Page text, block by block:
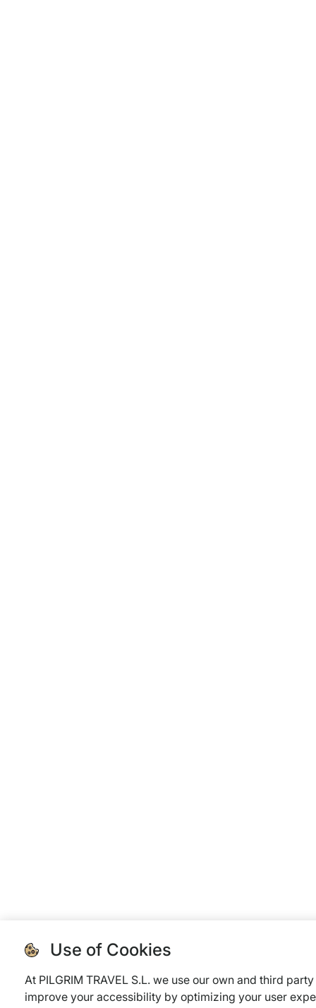
Use of Cookies
At PILGRIM TRAVEL S.L. we use our own and third
improve your accessibility by optimizing your user